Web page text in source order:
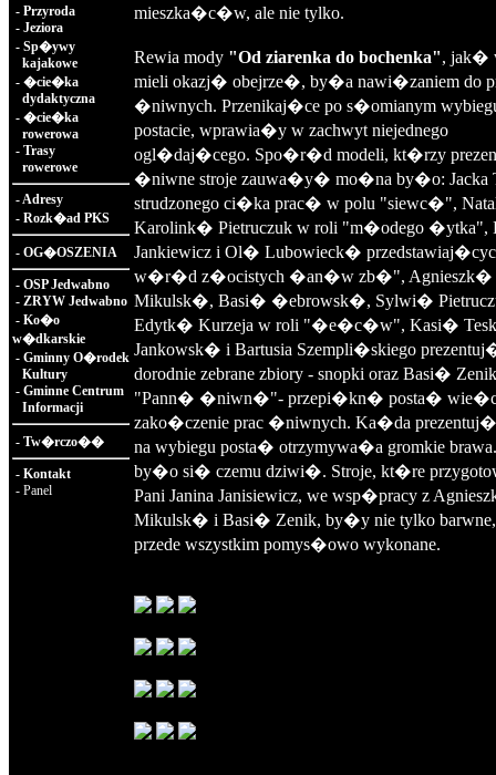
- Przyroda
- Jeziora
- Sp�ywy
kajakowe
- �cie�ka
dydaktyczna
- �cie�ka
rowerowa
- Trasy
rowerowe
-Adresy
- Rozk�ad PKS
- OG�OSZENIA
- OSP Jedwabno
- ZRYW Jedwabno
- Ko�o
w�dkarskie
- Gminny O�rodek
Kultury
- Gminne Centrum
Informacji
- Tw�rczo��
- Kontakt
- Panel
mieszka�c�w, ale nie tylko.
Rewia mody "Od ziarenka do bochenka", jak�
mieli okazj� obejrze�, by�a nawi�zaniem do
�niwnych. Przenikaj�ce po s�omianym
postacie, wprawia�y w zachwyt niejednego
ogl�daj�cego. Spo�r�d modeli, kt�rzy
�niwne stroje zauwa�y� mo�na by�o: Jacka
strudzonego ci�ka prac� w polu "siewc�",
Karolink� Pietruczuk w roli "m�odego
Jankiewicz i Ol� Lubowieck�
w�r�d z�ocistych �an�w zb�", Agnieszk�
Mikulsk�, Basi� �ebrowsk�, Sylwi�
Edytk� Kurzeja w roli "�e�c�w", Kasi�
Jankowsk� i Bartusia Szempli�skiego
dorodnie zebrane zbiory - snopki oraz Basi�
"Pann� �niwn�"- przepi�kn� posta�
zako�czenie prac �niwnych. Ka�da
na wybiegu posta� otrzymywa�a gromkie
by�o si� czemu dziwi�. Stroje, kt�re
Pani Janina Janisiewicz, we wsp�pracy z
Mikulsk� i Basi� Zenik, by�y nie tylko barwne,
przede wszystkim pomys�owo wykonane.